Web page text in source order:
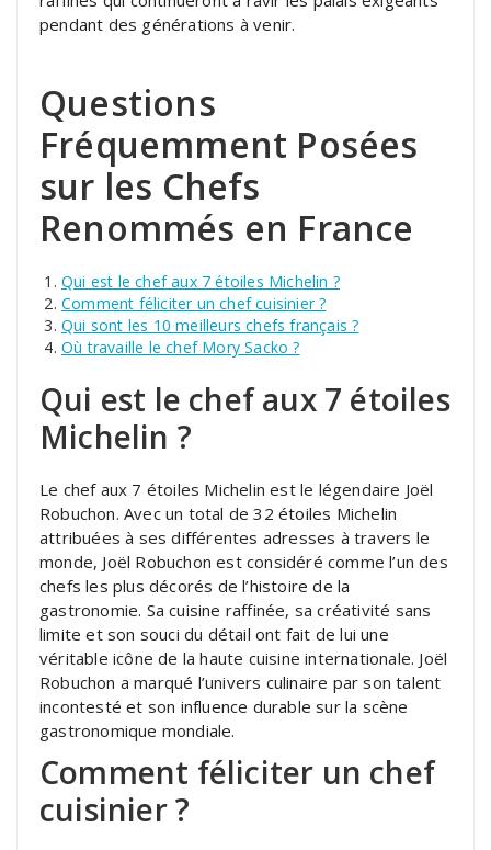
pendant des générations à venir.
Questions
Fréquemment Posées
sur les Chefs
Renommés en France
Qui est le chef aux 7 étoiles Michelin ?
Comment féliciter un chef cuisinier ?
Qui sont les 10 meilleurs chefs français ?
Où travaille le chef Mory Sacko ?
Qui est le chef aux 7 étoiles
Michelin ?
Le chef aux 7 étoiles Michelin est le légendaire Joël
Robuchon. Avec un total de 32 étoiles Michelin
attribuées à ses différentes adresses à travers le
monde, Joël Robuchon est considéré comme l’un des
chefs les plus décorés de l’histoire de la
gastronomie. Sa cuisine raffinée, sa créativité sans
limite et son souci du détail ont fait de lui une
véritable icône de la haute cuisine internationale. Joël
Robuchon a marqué l’univers culinaire par son talent
incontesté et son influence durable sur la scène
gastronomique mondiale.
Comment féliciter un chef
cuisinier ?